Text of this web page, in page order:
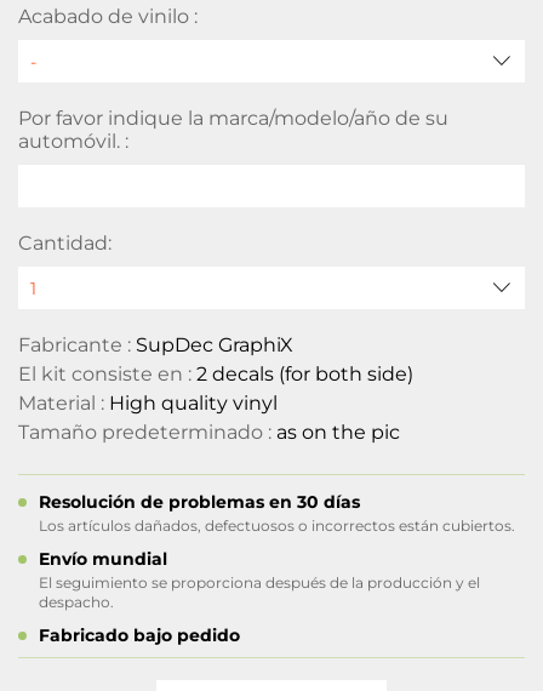
Acabado de vinilo :
Por favor indique la marca/modelo/año de su
automóvil. :
Cantidad:
Fabricante : SupDec GraphiX
El kit consiste en : 2 decals (for both side)
Material : High quality vinyl
Tamaño predeterminado : as on the pic
Resolución de problemas en 30 días
Los artículos dañados, defectuosos o incorrectos están cubiertos.
Envío mundial
El seguimiento se proporciona después de la producción y el
despacho.
Fabricado bajo pedido